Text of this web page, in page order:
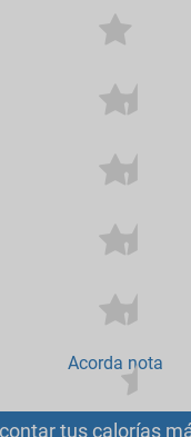
Acorda nota
tus calorías